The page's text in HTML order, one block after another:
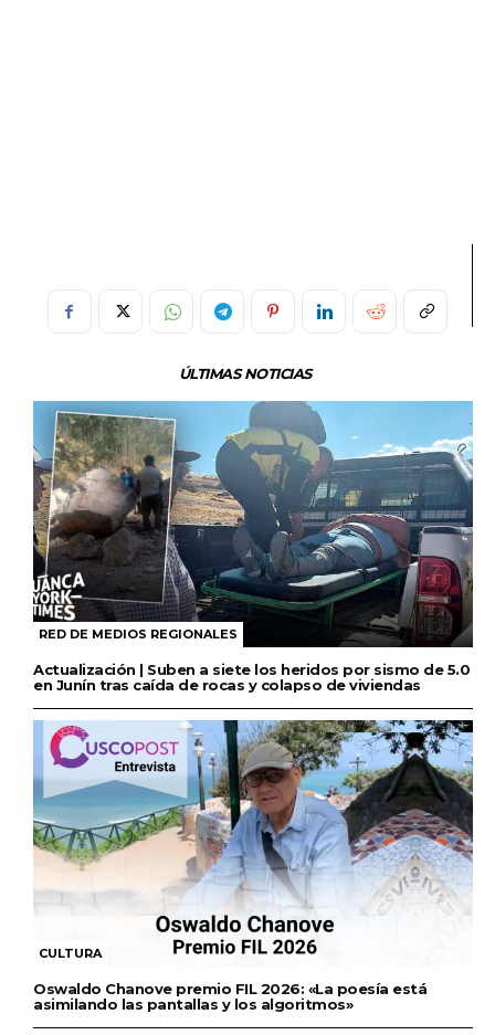
ÚLTIMAS NOTICIAS
RED DE MEDIOS REGIONALES
Actualización | Suben a siete los heridos por sismo de 5.0
en Junín tras caída de rocas y colapso de viviendas
CULTURA
Oswaldo Chanove premio FIL 2026: «La poesía está
asimilando las pantallas y los algoritmos»